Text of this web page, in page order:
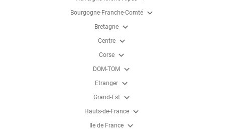
Bourgogne-Franche-Comté expand_more
Bretagne expand_more
Centre expand_more
Corse expand_more
DOM-TOM expand_more
Etranger expand_more
Grand-Est expand_more
Hauts-de-France expand_more
Ile de France expand_more